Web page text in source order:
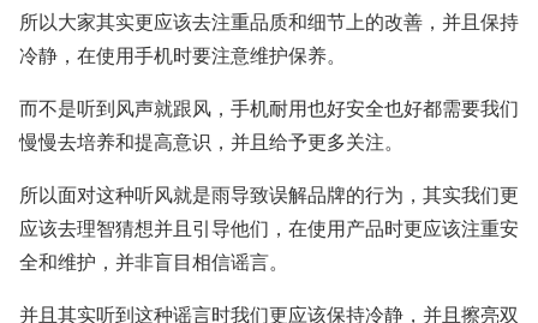
所以大家其实更应该去注重品质和细节上的改善，并且保持
冷静，在使用手机时要注意维护保养。
而不是听到风声就跟风，手机耐用也好安全也好都需要我们
慢慢去培养和提高意识，并且给予更多关注。
所以面对这种听风就是雨导致误解品牌的行为，其实我们更
应该去理智猜想并且引导他们，在使用产品时更应该注重安
全和维护，并非盲目相信谣言。
并且其实听到这种谣言时我们更应该保持冷静，并且擦亮双